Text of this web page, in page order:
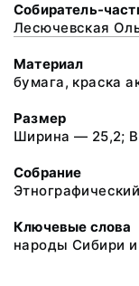
Собиратель-
Лесючевская
Материал
бумага, краска
Размер
Ширина — 25,2;
Собрание
Ключевые слова
народы Сибири